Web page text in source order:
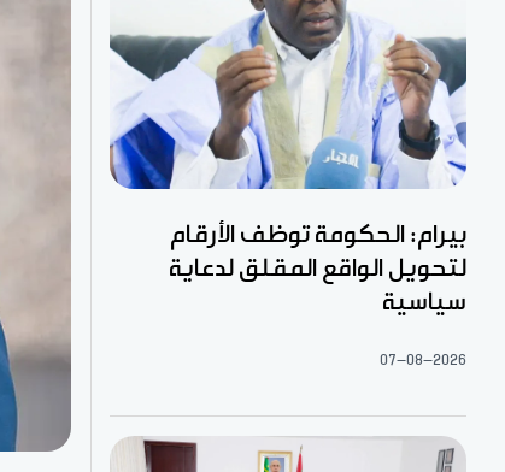
بيرام: الحكومة توظف الأرقام
لتحويل الواقع المقلق لدعاية
سياسية
07-08-2026